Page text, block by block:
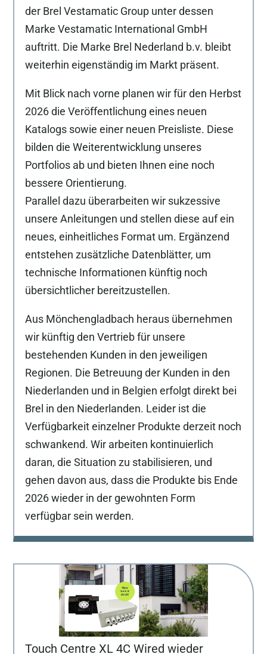
der Brel Vestamatic Group unter dessen
Marke Vestamatic International GmbH
auftritt. Die Marke Brel Nederland b.v. bleibt
weiterhin eigenständig im Markt präsent.
Mit Blick nach vorne planen wir für den Herbst
2026 die Veröffentlichung eines neuen
Katalogs sowie einer neuen Preisliste. Diese
bilden die Weiterentwicklung unseres
Portfolios ab und bieten Ihnen eine noch
bessere Orientierung.
Parallel dazu überarbeiten wir sukzessive
unsere Anleitungen und stellen diese auf ein
neues, einheitliches Format um. Ergänzend
entstehen zusätzliche Datenblätter, um
technische Informationen künftig noch
übersichtlicher bereitzustellen.
Aus Mönchengladbach heraus übernehmen
wir künftig den Vertrieb für unsere
bestehenden Kunden in den jeweiligen
Regionen. Die Betreuung der Kunden in den
Niederlanden und in Belgien erfolgt direkt bei
Brel in den Niederlanden. Leider ist die
Verfügbarkeit einzelner Produkte derzeit noch
schwankend. Wir arbeiten kontinuierlich
daran, die Situation zu stabilisieren, und
gehen davon aus, dass die Produkte bis Ende
2026 wieder in der gewohnten Form
verfügbar sein werden.
Touch Centre XL 4C Wired wieder